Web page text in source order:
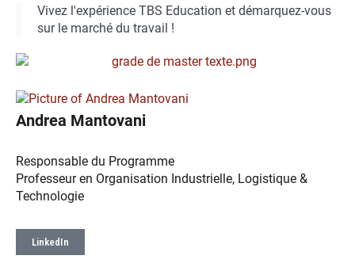
Vivez l'expérience TBS Education et démarquez-vous
sur le marché du travail !
Andrea Mantovani
Responsable du Programme
Professeur en Organisation Industrielle, Logistique &
Technologie
LinkedIn